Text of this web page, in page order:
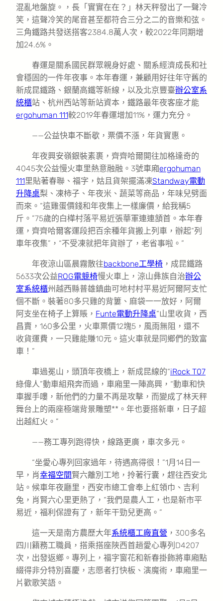
混亂地盤旋。，長「實實在在？」林天秤發出了一聲冷
笑，這聲冷笑的尾音甚至都符合三分之二的音樂和弦。
三角鐵路共發送搭客2384.8萬人次，較2022年同期增
加24.6%。
春運是關系國民群眾親身好處、關系經濟成長和社
會穩固的一件年夜事。本年春運，兼顧用好往年守舊的
新成昆鐵路、銀蘭高鐵等新線，以及北京豐臺辦公室系
統櫃站、杭州西站等新站資本，鐵路最年夜客座才能
ergohuman 111較2019年春運增加11%，運力充分。
——公益快車不斷歇，票價不漲，年貨實惠。
年夜興安嶺銀裝素裹，齊齊哈爾開往加格達奇的
4045次公益慢火車里熱意融融。3號車廂ergohuman
111里貼著春聯、福字，姑且貨架擺滿凍Standway電動
升降桌梨、凍柿子、年夜米、蔬菜等商品，年味兒劈面
而來。“這雞蛋價錢和年夜集上一樣廉價，給我稱5
斤。”75歲的白樺村落平易近張華軍連連頷首。本年春
運，齊齊哈爾客運段把百余種年貨搬上列車，辦起“列
車年夜集”，“不受凍就把年貨辦了，老省事啦。”
年夜涼山區晨霧散往backbone工學椅 ，成昆鐵路
5633次公益ROG電競椅慢火車上，涼山彝族自治辦公
室系統櫃州越西縣普雄鎮曲可地村村平易近阿爾阿支忙
個不斷。裝著80多只雞的背簍、麻袋一一放好，阿爾
阿支坐在椅子上算賬， Funte電動升降桌“山里收貨，西
昌賣，160多公里，火車票價12塊5，風雨無阻，還不
收貨運費，一只雞能賺10元。這火車就是同鄉們的致富
車！”
車過冕山，頭頂年夜橋上，新成昆線的“iRock T07
綠偉人”動車組飛奔而過，車廂里一陣高興，“動車和快
車握手嘍，新他們的力量不再是攻擊，而變成了林天秤
舞台上的兩座極端背景雕塑**。年也要搭新車，日子超
出越紅火。”
——務工專列跑得快，線路更廣，車次多元。
“坐愛心專列回家過年，待遇高得很！”1月14日一
早，肖幸福空間賢六離別工地，拎著行囊，趕往西安北
站。候車年夜廳里，西安市總工會奉上紅領巾、吉利
兔，肖賢六心里更熱了，“我們是農人工，也是新市平
易近，福利保證有了，新年干勁兒更高。”
這一天是南方農歷大年系統櫃工廠直營 ，300多名
四川籍務工職員，搭乘搭座陜西首趟愛心專列D4207
次，出發返鄉。專列上，福字窗花和新春掛飾將車廂點
綴得非分特別喜慶，志愿者打快板、演魔術，車廂里一
片歡歌笑語。